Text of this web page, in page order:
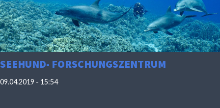
SEEHUND- FORSCHUNGSZENTRUM
09.04.2019 - 15:54